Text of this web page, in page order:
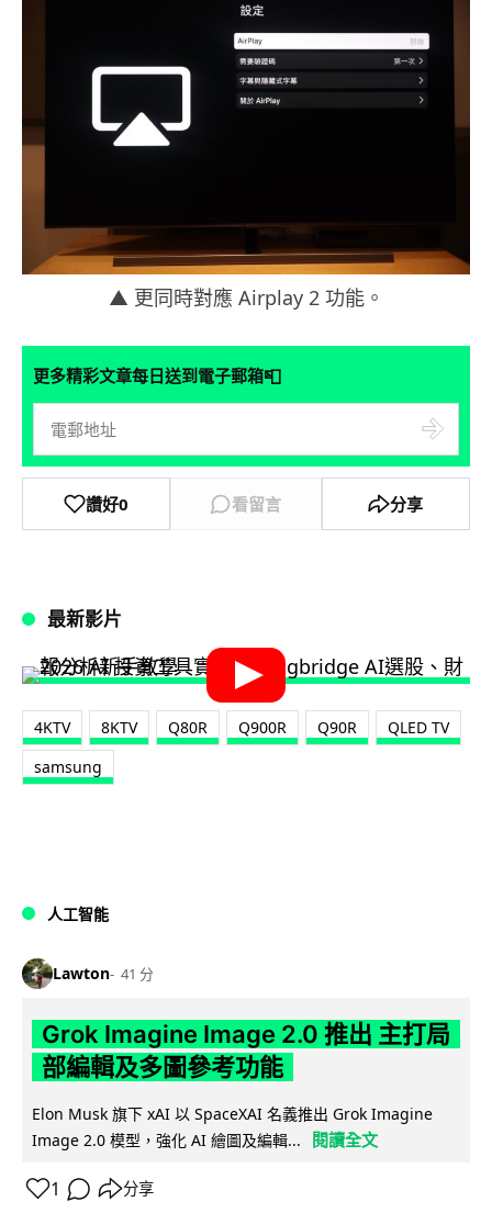
▲ 更同時對應 Airplay 2 功能。
更多精彩文章每日送到電子郵箱📮
讚好0 看留言 分享
最新影片
4KTV 8KTV Q80R Q900R Q90R
QLED TV
samsung
人工智能
Lawton 41 分
Grok Imagine Image 2.0 推出 主打局
部編輯及多圖參考功能
Elon Musk 旗下 xAI 以 SpaceXAI 名義推出 Grok Imagine
Image 2.0 模型，強化 AI 繪圖及編輯...
閱讀全文
1 分享